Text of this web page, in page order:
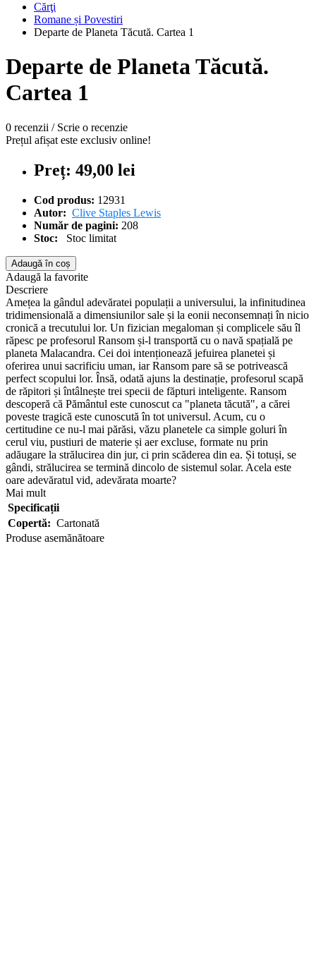
Cărţi
Romane și Povestiri
Departe de Planeta Tăcută. Cartea 1
Departe de Planeta Tăcută.
Cartea 1
0 recenzii / Scrie o recenzie
Prețul afișat este exclusiv online!
Preț: 49,00 lei
Cod produs: 12931
Autor: Clive Staples Lewis
Număr de pagini: 208
Stoc:
Stoc limitat
Adaugă în coș
Adaugă la favorite
Descriere
Amețea la gândul adevăratei populații a universului, la infinitudinea
tridimensională a dimensiunilor sale și la eonii neconsemnați în nicio
cronică a trecutului lor. Un fizician megaloman și complicele său îl
răpesc pe profesorul Ransom și-l transportă cu o navă spațială pe
planeta Malacandra. Cei doi intenționează jefuirea planetei și
oferirea unui sacrificiu uman, iar Ransom pare să se potrivească
perfect scopului lor. Însă, odată ajuns la destinație, profesorul scapă
de răpitori și întâlnește trei specii de făpturi inteligente. Ransom
descoperă că Pământul este cunoscut ca "planeta tăcută", a cărei
poveste tragică este cunoscută în tot universul. Acum, cu o
certitudine ce nu-l mai părăsi, văzu planetele ca simple goluri în
cerul viu, pustiuri de materie și aer excluse, formate nu prin
adăugare la strălucirea din jur, ci prin scăderea din ea. Și totuși, se
gândi, strălucirea se termină dincolo de sistemul solar. Acela este
oare adevăratul vid, adevărata moarte?
Mai mult
Specificații
Copertă: Cartonată
Produse asemănătoare